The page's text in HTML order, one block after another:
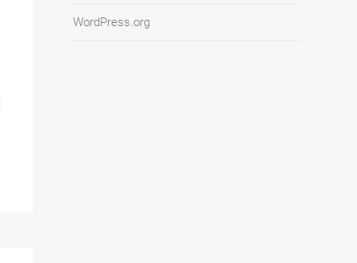
WordPress.org